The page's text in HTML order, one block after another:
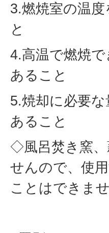
3.燃焼室の温
と
4.高温で燃焼
あること
5.焼却に必要
あること
◇風呂焚き窯
せんので、使
ことはできませ